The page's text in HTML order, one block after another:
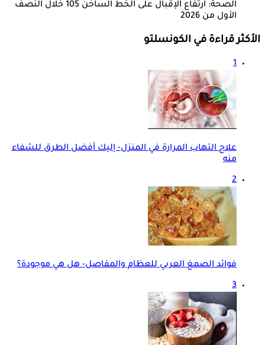
الصحة: ارتفاع الإقبال على الخط الساخن 105 خلال النصف
الأول من 2026
الأكثر قراءة في الكونسلتو
1
علاج التهاب المرارة في المنزل- إليك أفضل الطرق للشفاء
منه
2
فوائد الصمغ العربي للعظام والمفاصل- هل هي موجودة؟
3